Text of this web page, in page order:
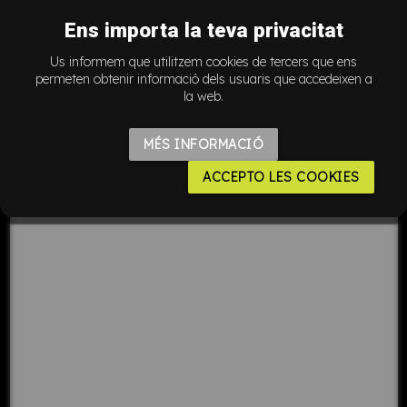
Ens importa la teva privacitat
Us informem que utilitzem cookies de tercers que ens
permeten obtenir informació dels usuaris que accedeixen a
la web.
MÉS INFORMACIÓ
ACCEPTO LES COOKIES